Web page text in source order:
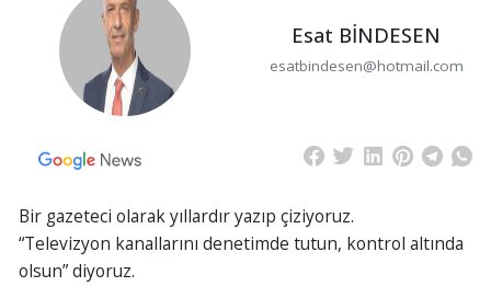
Esat BİNDESEN
esatbindesen@hotmail.com
Bir gazeteci olarak yıllardır yazıp çiziyoruz.
“Televizyon kanallarını denetimde tutun, kontrol altında
olsun” diyoruz.